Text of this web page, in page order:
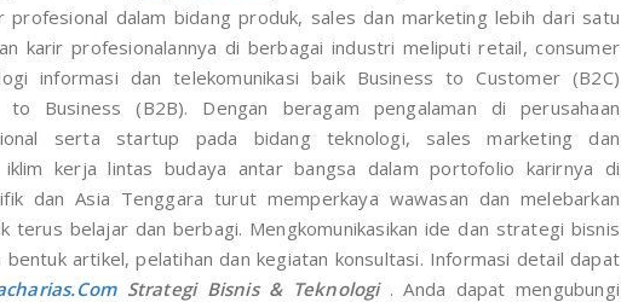
dalam bidang produk, sales dan marketing lebih dari satu
karir profesionalannya di berbagai industri meliputi retail, consumer
informasi dan telekomunikasi baik Business to Customer (B2C)
to Business (B2B). Dengan beragam pengalaman di perusahaan
serta startup pada bidang teknologi, sales marketing dan
kerja lintas budaya antar bangsa dalam portofolio karirnya di
dan Asia Tenggara turut memperkaya wawasan dan melebarkan
terus belajar dan berbagi. Mengkomunikasikan ide dan strategi bisnis
bentuk artikel, pelatihan dan kegiatan konsultasi. Informasi detail dapat
Strategi Bisnis & Teknologi. Anda dapat mengubungi